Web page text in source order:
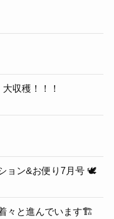
収穫！！！
ョン&お便り7月号 🕊
々と進んでいます🏗️